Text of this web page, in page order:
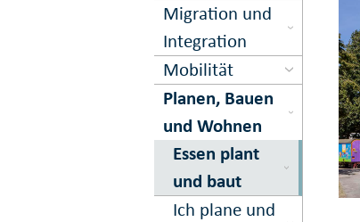
Migration und
Inte­gration
Mobilität
Planen, Bauen
und Wohnen
Essen plant
und baut
Ich plane und